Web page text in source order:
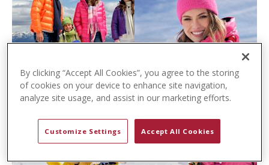
By clicking “Accept All Cookies”, you agree to the storing
of cookies on your device to enhance site navigation,
analyze site usage, and assist in our marketing efforts.
Customize Settings Accept All Cookies